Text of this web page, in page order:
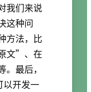
我们来说
这种问
方法，比
文”、在
最后，
以开发一